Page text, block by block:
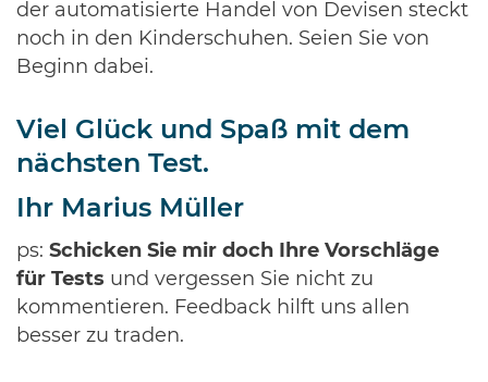
der automatisierte Handel von Devisen steckt
noch in den Kinderschuhen. Seien Sie von
Beginn dabei.
Viel Glück und Spaß mit dem
nächsten Test.
Ihr Marius Müller
ps: Schicken Sie mir doch Ihre Vorschläge
für Tests und vergessen Sie nicht zu
kommentieren. Feedback hilft uns allen
besser zu traden.